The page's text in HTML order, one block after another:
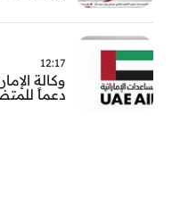
12:17
وكالة
دعماً